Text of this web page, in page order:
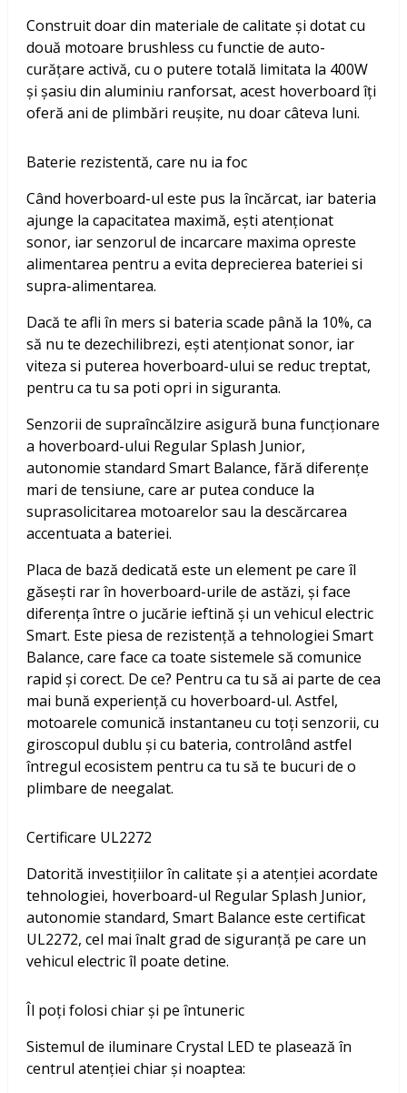
Construit doar din materiale de calitate și dotat cu
două motoare brushless cu functie de auto-
curățare activă, cu o putere totală limitata la 400W
și șasiu din aluminiu ranforsat, acest hoverboard îți
oferă ani de plimbări reușite, nu doar câteva luni.
Baterie rezistentă, care nu ia foc
Când hoverboard-ul este pus la încărcat, iar bateria
ajunge la capacitatea maximă, ești atenționat
sonor, iar senzorul de incarcare maxima opreste
alimentarea pentru a evita deprecierea bateriei si
supra-alimentarea.
Dacă te afli în mers si bateria scade până la 10%, ca
să nu te dezechilibrezi, ești atenționat sonor, iar
viteza si puterea hoverboard-ului se reduc treptat,
pentru ca tu sa poti opri in siguranta.
Senzorii de supraîncălzire asigură buna funcționare
a hoverboard-ului Regular Splash Junior,
autonomie standard Smart Balance, fără diferențe
mari de tensiune, care ar putea conduce la
suprasolicitarea motoarelor sau la descărcarea
accentuata a bateriei.
Placa de bază dedicată este un element pe care îl
găsești rar în hoverboard-urile de astăzi, și face
diferența între o jucărie ieftină și un vehicul electric
Smart. Este piesa de rezistență a tehnologiei Smart
Balance, care face ca toate sistemele să comunice
rapid și corect. De ce? Pentru ca tu să ai parte de cea
mai bună experiență cu hoverboard-ul. Astfel,
motoarele comunică instantaneu cu toți senzorii, cu
giroscopul dublu și cu bateria, controlând astfel
întregul ecosistem pentru ca tu să te bucuri de o
plimbare de neegalat.
Certificare UL2272
Datorită investițiilor în calitate și a atenției acordate
tehnologiei, hoverboard-ul Regular Splash Junior,
autonomie standard, Smart Balance este certificat
UL2272, cel mai înalt grad de siguranță pe care un
vehicul electric îl poate detine.
Îl poți folosi chiar și pe întuneric
Sistemul de iluminare Crystal LED te plasează în
centrul atenției chiar și noaptea: